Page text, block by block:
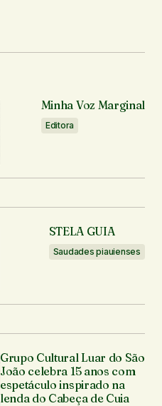
Minha Voz Marginal
Editora
STELA GUIA
Saudades piauienses
Grupo Cultural Luar do São
João celebra 15 anos com
espetáculo inspirado na
lenda do Cabeça de Cuia